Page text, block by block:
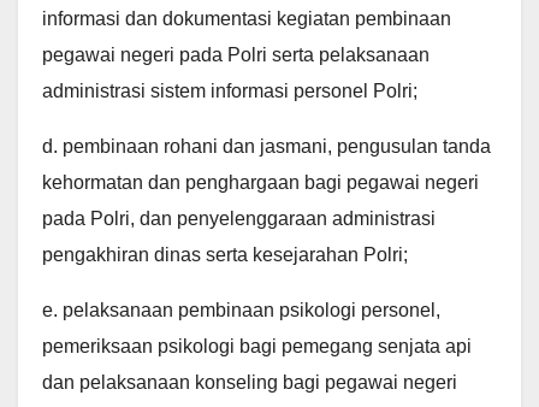
informasi dan dokumentasi kegiatan pembinaan
pegawai negeri pada Polri serta pelaksanaan
administrasi sistem informasi personel Polri;
d. pembinaan rohani dan jasmani, pengusulan tanda
kehormatan dan penghargaan bagi pegawai negeri
pada Polri, dan penyelenggaraan administrasi
pengakhiran dinas serta kesejarahan Polri;
e. pelaksanaan pembinaan psikologi personel,
pemeriksaan psikologi bagi pemegang senjata api
dan pelaksanaan konseling bagi pegawai negeri